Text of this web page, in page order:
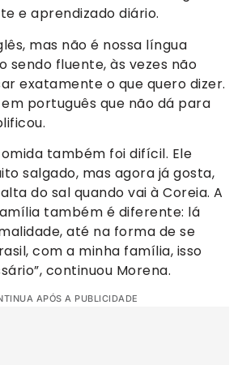
e aprendizado diário.
mas não é nossa língua
sendo fluente, às vezes não
exatamente o que quero dizer.
português que não dá para
também foi difícil. Ele
salgado, mas agora já gosta,
do sal quando vai à Coreia. A
também é diferente: lá
até na forma de se
com a minha família, isso
continuou Morena.
APÓS A PUBLICIDADE